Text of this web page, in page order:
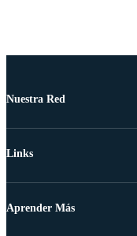
Nuestra Red
Links
Aprender Más